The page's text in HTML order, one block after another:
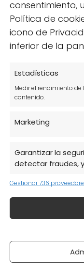
consentimiento,
Política de
icono de
inferior de la
Estadísticas
Medir el rendimiento
contenido.
Marketing
Garantizar la
detectar fraudes,
Gestionar 736
reducir el
general de
Además, el
que lo convierte
estudiantes y